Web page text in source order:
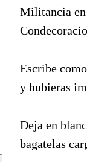
Militancia en
Escribe
y hubieras
Deja en
bagatelas